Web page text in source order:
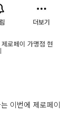
로페이 가맹점 현
이번에 제로페이